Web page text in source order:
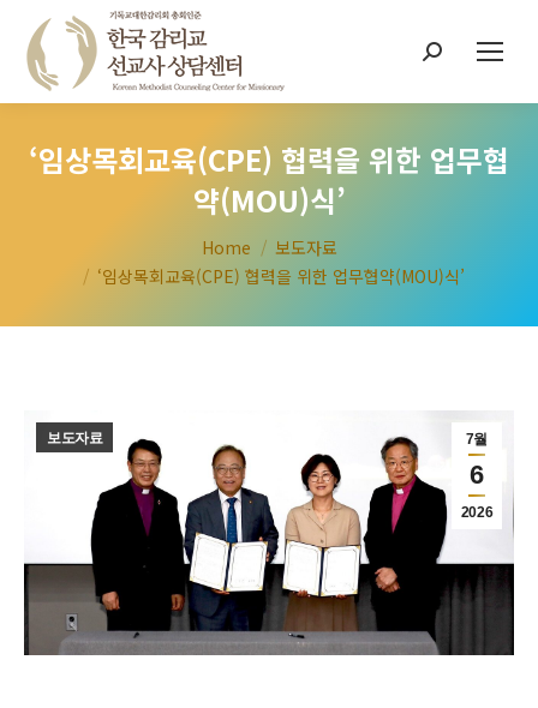
Search:
‘임상목회교육(CPE) 협력을 위한 업무협
약(MOU)식’
Home
보도자료
‘임상목회교육(CPE) 협력을 위한 업무협약(MOU)식’
7월
6
2026
보도자료